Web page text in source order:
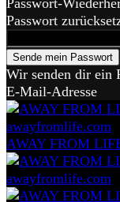
Passwort-
Passwort
Wir senden dir ein
E-Mail-Adresse
AWAY FROM